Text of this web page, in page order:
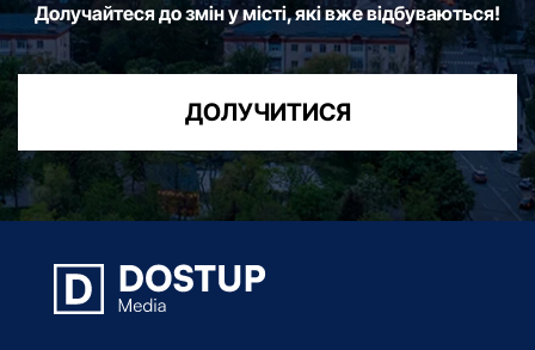
Долучайтеся до змін у місті, які вже відбуваються!
ДОЛУЧИТИСЯ